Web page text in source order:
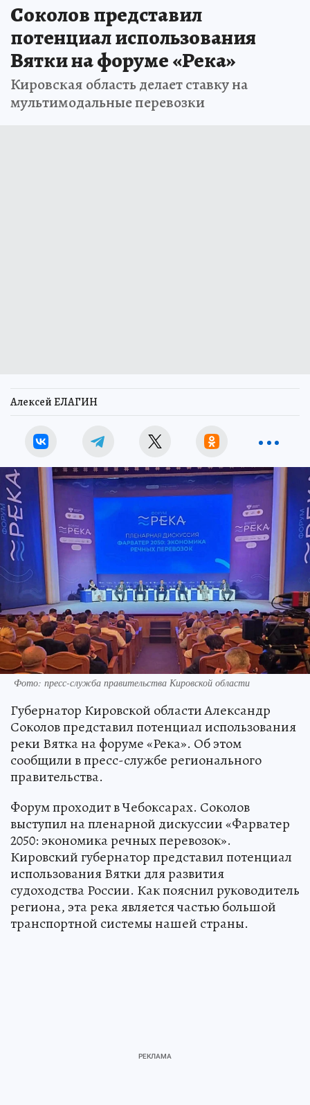
Соколов представил
потенциал использования
Вятки на форуме «Река»
Кировская область делает ставку на
мультимодальные перевозки
Алексей ЕЛАГИН
Фото: пресс-служба правительства Кировской области
Губернатор Кировской области Александр
Соколов представил потенциал использования
реки Вятка на форуме «Река». Об этом
сообщили в пресс-службе регионального
правительства.
Форум проходит в Чебоксарах. Соколов
выступил на пленарной дискуссии «Фарватер
2050: экономика речных перевозок».
Кировский губернатор представил потенциал
использования Вятки для развития
судоходства России. Как пояснил руководитель
региона, эта река является частью большой
транспортной системы нашей страны.